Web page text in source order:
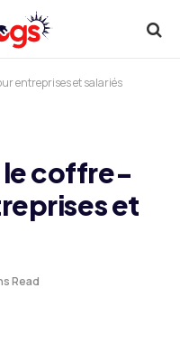
entreprises et salariés
le coffre-
et
Read